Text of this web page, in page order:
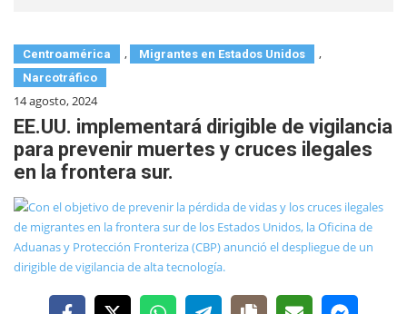
Centroamérica , Migrantes en Estados Unidos ,
Narcotráfico
14 agosto, 2024
EE.UU. implementará dirigible de vigilancia
para prevenir muertes y cruces ilegales
en la frontera sur.